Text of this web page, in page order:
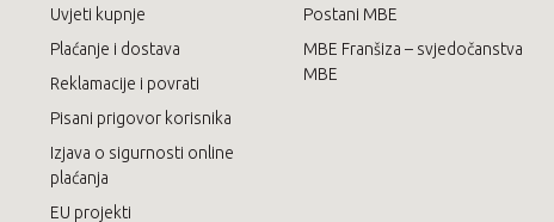
Uvjeti kupnje
Plaćanje i dostava
Reklamacije i povrati
Pisani prigovor korisnika
Izjava o sigurnosti online
plaćanja
EU projekti
Postani MBE
MBE Franšiza – svjedočanstva
MBE